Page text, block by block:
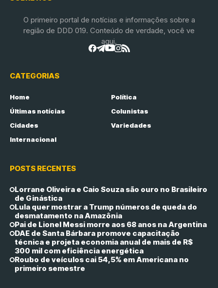
O primeiro portal de notícias e informações sobre a
região de DDD 019. Conteúdo de verdade, você ve
aqui.
CATEGORIAS
Home
Política
Últimas notícias
Colunistas
Cidades
Variedades
Internacional
POSTS RECENTES
Lorrane Oliveira e Caio Souza são ouro no Brasileiro
de Ginástica
Lula quer mostrar a Trump números de queda do
desmatamento na Amazônia
Pai de Lionel Messi morre aos 68 anos na Argentina
DAE de Santa Bárbara promove capacitação
técnica e projeta economia anual de mais de R$
300 mil com eficiência energética
Roubo de veículos cai 54,5% em Americana no
primeiro semestre